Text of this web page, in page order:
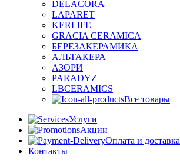
DELACORA
LAPARET
KERLIFE
GRACIA CERAMICA
БЕРЕЗАКЕРАМИКА
АЛЬТАКЕРА
АЗОРИ
PARADYZ
LBCERAMICS
Все товары
Услуги
Акции
Оплата и доставка
Контакты